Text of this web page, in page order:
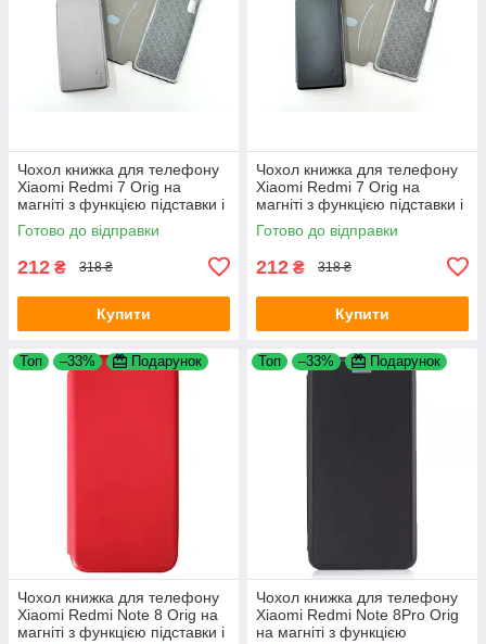
Чохол книжка для телефону
Xiaomi Redmi 7 Orig на
магніті з функцією підставки і
кишенею для карт Grey 4you
Готово до відправки
212 ₴ 318 ₴
Купити
Чохол книжка для телефону
Xiaomi Redmi 7 Orig на
магніті з функцією підставки і
кишенею для карт Black 4you
Готово до відправки
212 ₴ 318 ₴
Купити
Топ –33% Подарунок
Чохол книжка для телефону
Xiaomi Redmi Note 8 Orig на
магніті з функцією підставки і
Топ –33% Подарунок
Чохол книжка для телефону
Xiaomi Redmi Note 8Pro Orig
на магніті з функцією